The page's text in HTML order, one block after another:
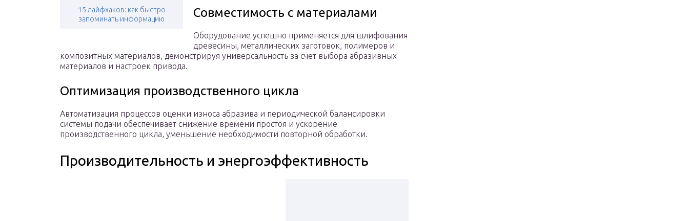
15 лайфхаков: как быстро
запоминать информацию
Совместимость с материалами
Оборудование успешно применяется для шлифования
древесины, металлических заготовок, полимеров и
композитных материалов, демонстрируя универсальность за счет выбора абразивных
материалов и настроек привода.
Оптимизация производственного цикла
Автоматизация процессов оценки износа абразива и периодической балансировки
системы подачи обеспечивает снижение времени простоя и ускорение
производственного цикла, уменьшение необходимости повторной обработки.
Производительность и энергоэффективность